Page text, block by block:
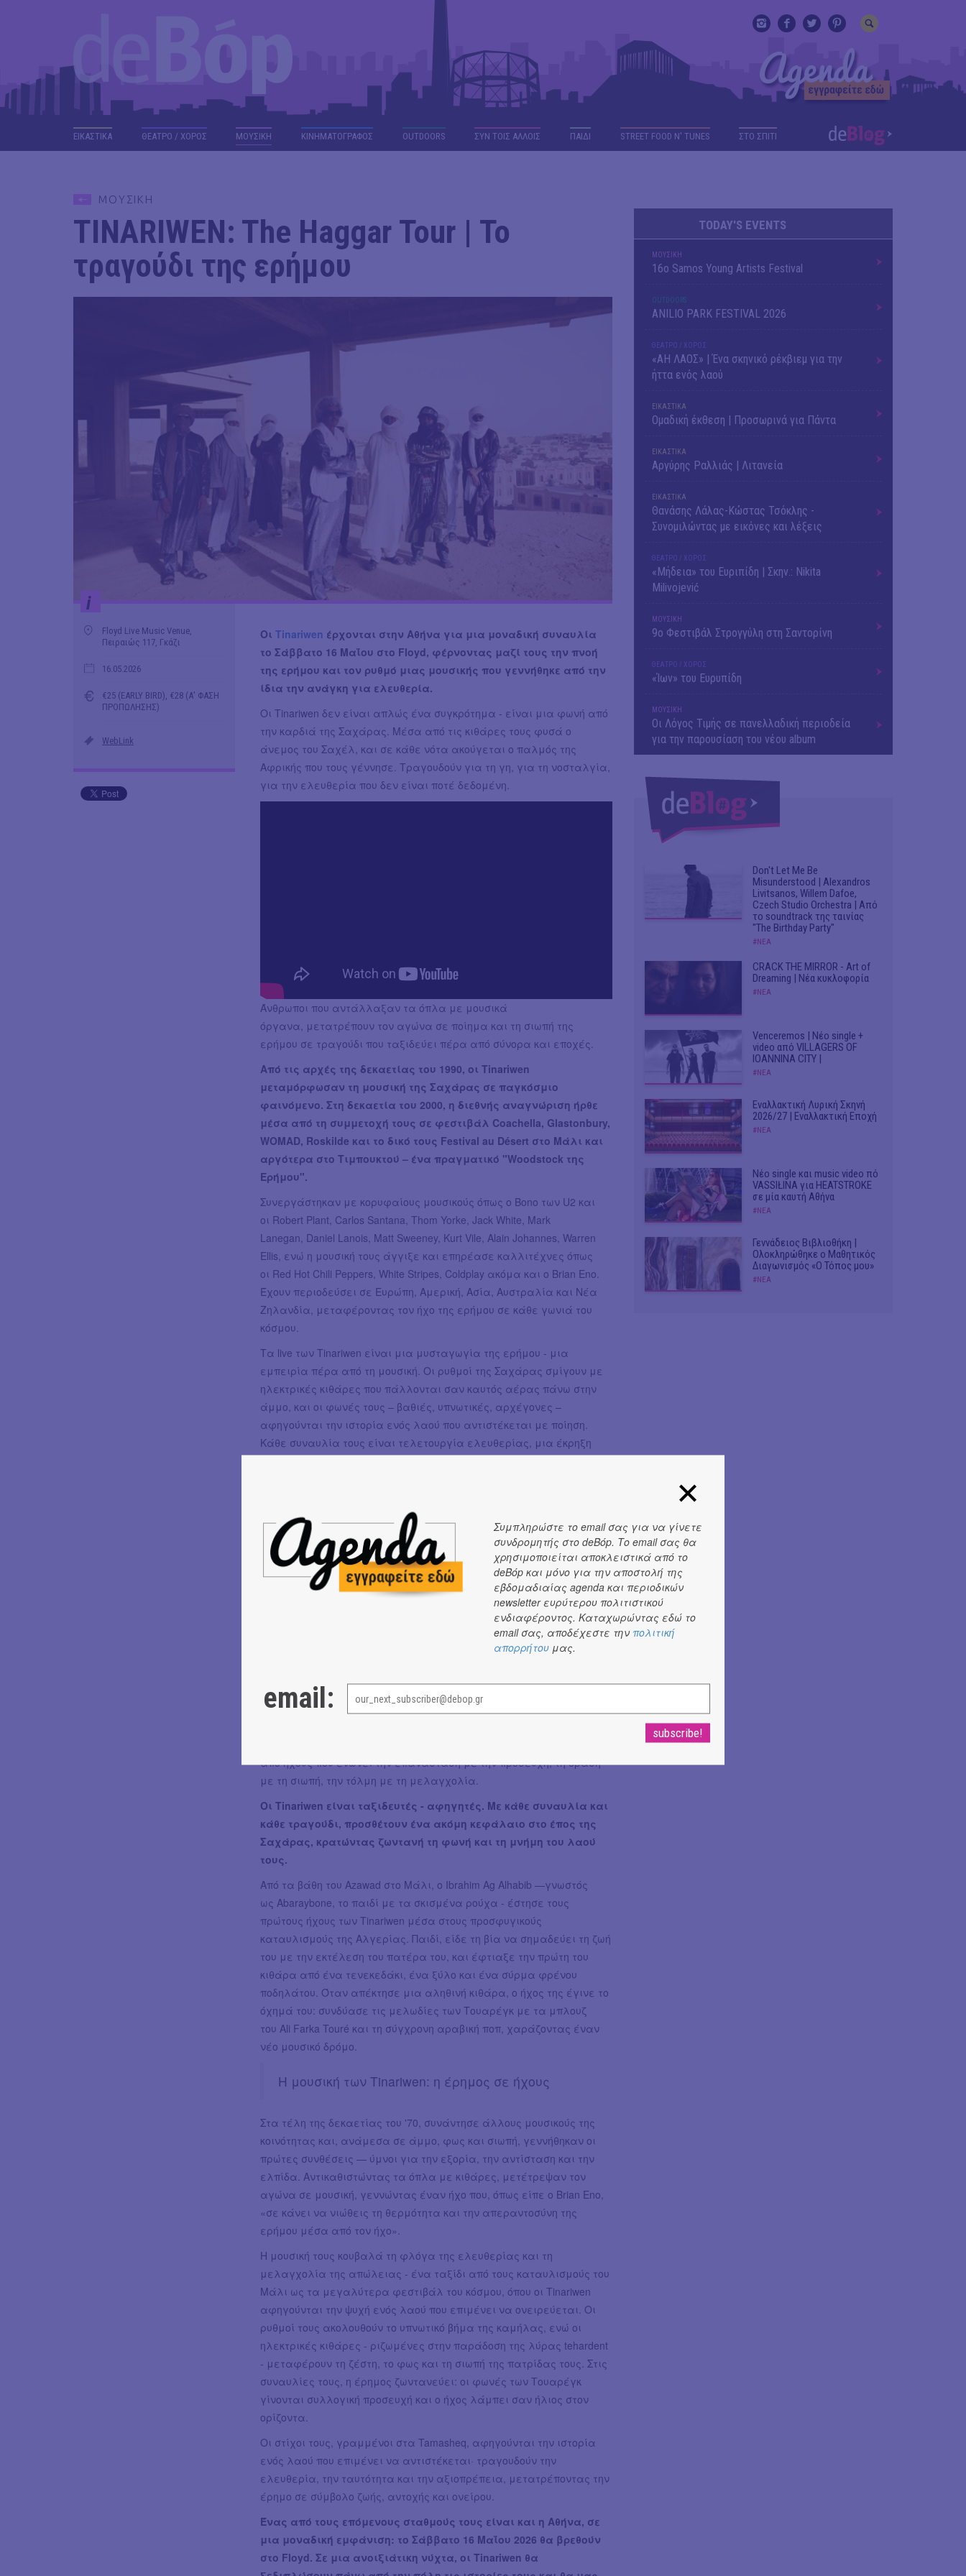
ΕΙΚΑΣΤΙΚΑ ΘΕΑΤΡΟ / ΧΟΡΟΣ ΜΟΥΣΙΚΗ ΚΙΝΗΜΑΤΟΓΡΑΦΟΣ OUTDΟORS ΣΥΝ ΤΟΙΣ ΑΛΛΟΙΣ ΠΑΙΔΙ STREET FOOD N' TUNES ΣΤΟ ΣΠΙΤΙ
ΜΟΥΣΙΚΗ
TINARIWEN: The Haggar Tour | Το
τραγούδι της ερήμου
i
Floyd Live Music Venue,
Πειραιώς 117, Γκάζι
16.05.2026
€25 (EARLY BIRD), €28 (Α' ΦΑΣΗ
ΠΡΟΠΩΛΗΣΗΣ)
WebLink
Οι Tinariwen έρχονται στην Αθήνα για μια μοναδική συναυλία
το Σάββατο 16 Μαΐου στο Floyd, φέρνοντας μαζί τους την πνοή
της ερήμου και τον ρυθμό μιας μουσικής που γεννήθηκε από την
ίδια την ανάγκη για ελευθερία.
Οι Tinariwen δεν είναι απλώς ένα συγκρότημα - είναι μια φωνή από
την καρδιά της Σαχάρας. Μέσα από τις κιθάρες τους φυσά ο
άνεμος του Σαχέλ, και σε κάθε νότα ακούγεται ο παλμός της
Αφρικής που τους γέννησε. Τραγουδούν για τη γη, για τη νοσταλγία,
για την ελευθερία που δεν είναι ποτέ δεδομένη.
Άνθρωποι που αντάλλαξαν τα όπλα με μουσικά
όργανα, μετατρέπουν τον αγώνα σε ποίημα και τη σιωπή της
ερήμου σε τραγούδι που ταξιδεύει πέρα από σύνορα και εποχές.
Από τις αρχές της δεκαετίας του 1990, οι Tinariwen
μεταμόρφωσαν τη μουσική της Σαχάρας σε παγκόσμιο
φαινόμενο. Στη δεκαετία του 2000, η διεθνής αναγνώριση ήρθε
μέσα από τη συμμετοχή τους σε φεστιβάλ Coachella, Glastonbury,
WOMAD, Roskilde και το δικό τους Festival au Désert στο Μάλι και
αργότερα στο Τιμπουκτού – ένα πραγματικό "Woodstock της
Ερήμου".
Συνεργάστηκαν με κορυφαίους μουσικούς όπως o Bono των U2 και
οι Robert Plant, Carlos Santana, Thom Yorke, Jack White, Mark
Lanegan, Daniel Lanois, Matt Sweeney, Kurt Vile, Alain Johannes, Warren
Ellis, ενώ η μουσική τους άγγιξε και επηρέασε καλλιτέχνες όπως
οι Red Hot Chili Peppers, White Stripes, Coldplay ακόμα και ο Brian Eno.
Έχουν περιοδεύσει σε Ευρώπη, Αμερική, Ασία, Αυστραλία και Νέα
Ζηλανδία, μεταφέροντας τον ήχο της ερήμου σε κάθε γωνιά του
κόσμου.
Τα live των Tinariwen είναι μια μυσταγωγία της ερήμου - μια
εμπειρία πέρα από τη μουσική. Οι ρυθμοί της Σαχάρας σμίγουν με
ηλεκτρικές κιθάρες που πάλλονται σαν καυτός αέρας πάνω στην
άμμο, και οι φωνές τους – βαθιές, υπνωτικές, αρχέγονες –
αφηγούνται την ιστορία ενός λαού που αντιστέκεται με ποίηση.
Κάθε συναυλία τους είναι τελετουργία ελευθερίας, μια έκρηξη
Το συγκρότημα έχει συνολικά τρεις υποψηφιότητες για Grammy και
η μουσική του έχει αποσπάσει διθυραμβικές κριτικές από Rolling
Stone, Mojo, Pitchfork και The Guardian, με το NPR να τους
χαρακτηρίζει «τους αληθινούς επαναστάτες της μουσικής».
Με τις μακριές φορεσιές και τα τουρμπάνια των Τουαρέγκ, οι
Tinariwen θεμελίωσαν έναν ήχο που ο κόσμος σήμερα
αποκαλεί desert blues — τον ρυθμό που οι ίδιοι ονομάζουν assouf,
λέξη που στη γλώσσα Tamasheq σημαίνει λαχτάρα, απώλεια,
ρυθμών των Tuareg με blues, rock και ψυχεδελικά στοιχεία - οι
κιθάρες τους, στεγνές και ηλεκτρισμένες, μοιάζουν να κουβαλούν
από ήχους που ενώνει την επανάσταση με την προσευχή, τη δράση
με τη σιωπή, την τόλμη με τη μελαγχολία.
Οι Tinariwen είναι ταξιδευτές - αφηγητές. Με κάθε συναυλία και
κάθε τραγούδι, προσθέτουν ένα ακόμη κεφάλαιο στο έπος της
Σαχάρας, κρατώντας ζωντανή τη φωνή και τη μνήμη του λαού
τους.
Από τα βάθη του Azawad στο Μάλι, ο Ibrahim Ag Alhabib —γνωστός
ως Abaraybone, το παιδί με τα σκισμένα ρούχα - έστησε τους
πρώτους ήχους των Tinariwen μέσα στους προσφυγικούς
καταυλισμούς της Αλγερίας. Παιδί, είδε τη βία να σημαδεύει τη ζωή
του με την εκτέλεση του πατέρα του, και έφτιαξε την πρώτη του
κιθάρα από ένα τενεκεδάκι, ένα ξύλο και ένα σύρμα φρένου
ποδηλάτου. Όταν απέκτησε μια αληθινή κιθάρα, ο ήχος της έγινε το
όχημά του: συνδύασε τις μελωδίες των Τουαρέγκ με τα μπλουζ
του Ali Farka Touré και τη σύγχρονη αραβική ποπ, χαράζοντας έναν
νέο μουσικό δρόμο.
Η μουσική των Tinariwen: η έρημος σε ήχους
Στα τέλη της δεκαετίας του '70, συνάντησε άλλους μουσικούς της
κοινότητας και, ανάμεσα σε άμμο, φως και σιωπή, γεννήθηκαν οι
πρώτες συνθέσεις — ύμνοι για την εξορία, την αντίσταση και την
ελπίδα. Αντικαθιστώντας τα όπλα με κιθάρες, μετέτρεψαν τον
αγώνα σε μουσική, γεννώντας έναν ήχο που, όπως είπε ο Brian Eno,
«σε κάνει να νιώθεις τη θερμότητα και την απεραντοσύνη της
ερήμου μέσα από τον ήχο».
Η μουσική τους κουβαλά τη φλόγα της ελευθερίας και τη
μελαγχολία της απώλειας - ένα ταξίδι από τους καταυλισμούς του
Μάλι ως τα μεγαλύτερα φεστιβάλ του κόσμου, όπου οι Tinariwen
αφηγούνται την ψυχή ενός λαού που επιμένει να ονειρεύεται. Οι
ρυθμοί τους ακολουθούν το υπνωτικό βήμα της καμήλας, ενώ οι
ηλεκτρικές κιθάρες - ριζωμένες στην παράδοση της λύρας tehardent
- μεταφέρουν τη ζέστη, το φως και τη σιωπή της πατρίδας τους. Στις
συναυλίες τους, η έρημος ζωντανεύει: οι φωνές των Τουαρέγκ
γίνονται συλλογική προσευχή και ο ήχος λάμπει σαν ήλιος στον
ορίζοντα.
Οι στίχοι τους, γραμμένοι στα Tamasheq, αφηγούνται την ιστορία
ενός λαού που επιμένει να αντιστέκεται· τραγουδούν την
ελευθερία, την ταυτότητα και την αξιοπρέπεια, μετατρέποντας την
έρημο σε σύμβολο ζωής, αντοχής και ονείρου.
Ένας από τους επόμενους σταθμούς τους είναι και η Αθήνα, σε
μια μοναδική εμφάνιση: το Σάββατο 16 Μαΐου 2026 θα βρεθούν
στο Floyd. Σε μια ανοιξιάτικη νύχτα, οι Tinariwen θα
TODAY'S EVENTS
ΜΟΥΣΙΚΗ
16o Samos Young Artists Festival
OUTDΟORS
ANILIO PARK FESTIVAL 2026
ΘΕΑΤΡΟ / ΧΟΡΟΣ
«ΑΗ ΛΑΟΣ» | Ένα σκηνικό ρέκβιεμ για την
ήττα ενός λαού
ΕΙΚΑΣΤΙΚΑ
Ομαδική έκθεση | Προσωρινά για Πάντα
ΕΙΚΑΣΤΙΚΑ
Αργύρης Ραλλιάς | Λιτανεία
ΕΙΚΑΣΤΙΚΑ
Θανάσης Λάλας-Κώστας Τσόκλης -
Συνομιλώντας με εικόνες και λέξεις
ΘΕΑΤΡΟ / ΧΟΡΟΣ
«Μήδεια» του Ευριπίδη | Σκην.: Nikita
Milivojević
ΜΟΥΣΙΚΗ
9o Φεστιβάλ Στρογγύλη στη Σαντορίνη
ΘΕΑΤΡΟ / ΧΟΡΟΣ
«Ίων» του Ευρυπίδη
ΜΟΥΣΙΚΗ
Οι Λόγος Τιμής σε πανελλαδική περιοδεία
για την παρουσίαση του νέου album
Don't Let Me Be
Misunderstood | Alexandros
Livitsanos, Willem Dafoe,
Czech Studio Orchestra | Από
το soundtrack της ταινίας
"The Birthday Party"
#ΝΕΑ
CRACK THE MIRROR - Art of
Dreaming | Νέα κυκλοφορία
#ΝΕΑ
Venceremos | Νέο single +
video από VILLAGERS OF
IOANNINA CITY |
#ΝΕΑ
Εναλλακτική Λυρική Σκηνή
2026/27 | Εναλλακτική Εποχή
#ΝΕΑ
Νέο single και music video πό
VASSIŁINA για HEATSTROKE
σε μία καυτή Αθήνα
#ΝΕΑ
Γεννάδειος Βιβλιοθήκη |
Ολοκληρώθηκε ο Μαθητικός
Διαγωνισμός «Ο Τόπος μου»
#ΝΕΑ
Συμπληρώστε το email σας για να γίνετε
συνδρομητής στο deBόp. Το email σας θα
χρησιμοποιείται αποκλειστικά από το
deBόp και μόνο για την αποστολή της
εβδομαδιαίας agenda και περιοδικών
newsletter ευρύτερου πολιτιστικού
ενδιαφέροντος. Καταχωρώντας εδώ το
email σας, αποδέχεστε την πολιτική
απορρήτου μας.
email: